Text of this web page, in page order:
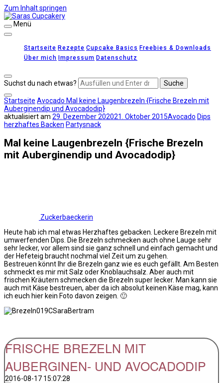
Zum Inhalt springen
Menü
Startseite Rezepte Cupcake Basics Freebies & Downloads
Über mich Impressum Datenschutz
Suchst du nach etwas?
Startseite Avocado Mal keine Laugenbrezeln {Frische Brezeln mit
Auberginendip und Avocadodip}
aktualisiert am 29. Dezember 202021. Oktober 2015Avocado Dips
herzhaftes Backen Partysnack
Mal keine Laugenbrezeln {Frische Brezeln
mit Auberginendip und Avocadodip}
Zuckerbaeckerin
Heute hab ich mal etwas Herzhaftes gebacken. Leckere Brezeln mit
umwerfenden Dips. Die Brezeln schmecken auch ohne Lauge sehr
sehr lecker, vor allem sind sie ganz schnell und einfach gemacht und
der Hefeteig braucht nochmal viel Zeit um zu gehen.
Bestreuen könnt Ihr die Brezeln ganz wie es euch gefällt. Am Besten
schmeckt es mir mit Salz oder Knoblauchsalz. Aber auch mit
frischen Kräutern schmecken die Brezeln super lecker. Man kann sie
auch mit Käse bestreuen, aber da ich absolut keinen Käse mag, kann
ich euch hier kein Foto davon zeigen. 🙂
FRISCHE BREZELN MIT
AUBERGINEN- UND AVOCADODIP
2016-08-17 15:07:28